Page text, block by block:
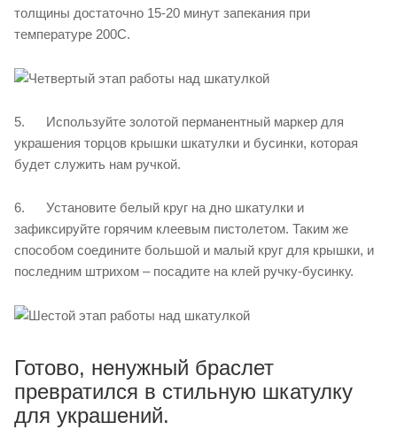
толщины достаточно 15-20 минут запекания при
температуре 200С.
5. Используйте золотой перманентный маркер для
украшения торцов крышки шкатулки и бусинки, которая
будет служить нам ручкой.
6. Установите белый круг на дно шкатулки и
зафиксируйте горячим клеевым пистолетом. Таким же
способом соедините большой и малый круг для крышки, и
последним штрихом – посадите на клей ручку-бусинку.
Готово, ненужный браслет
превратился в стильную шкатулку
для украшений.